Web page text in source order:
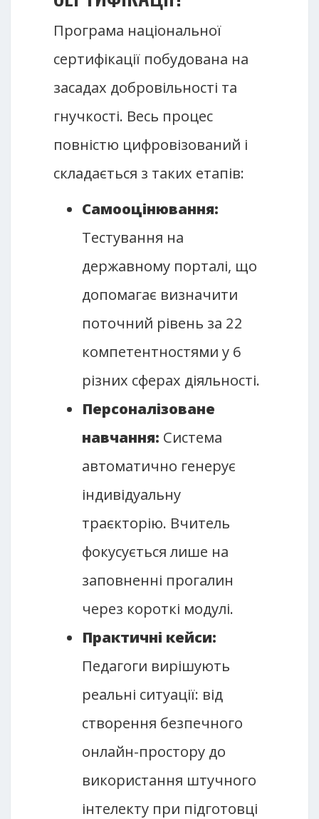
Програма національної
сертифікації побудована на
засадах добровільності та
гнучкості. Весь процес
повністю цифровізований і
складається з таких етапів:
Самооцінювання:
Тестування на
державному порталі, що
допомагає визначити
поточний рівень за 22
компетентностями у 6
різних сферах діяльності.
Персоналізоване
навчання: Система
автоматично генерує
індивідуальну
траєкторію. Вчитель
фокусується лише на
заповненні прогалин
через короткі модулі.
Практичні кейси:
Педагоги вирішують
реальні ситуації: від
створення безпечного
онлайн-простору до
використання штучного
інтелекту при підготовці